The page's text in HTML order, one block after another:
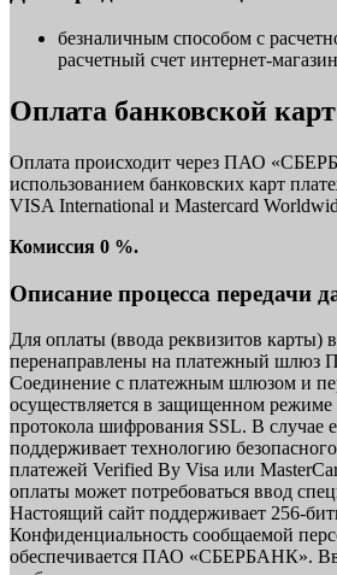
безналичным способом с
расчетный счет интернет-
Оплата банковской
Оплата происходит через ПАО
использованием банковских карт
VISA International и Mastercard
Комиссия 0 %.
Описание процесса передачи
Для оплаты (ввода реквизитов карты)
перенаправлены на платежный
Соединение с платежным шлюзом и
осуществляется в защищенном режиме
протокола шифрования SSL. В случае
поддерживает технологию
платежей Verified By Visa или
оплаты может потребоваться ввод
Настоящий сайт поддерживает 256-
Конфиденциальность сообщаемой
обеспечивается ПАО «СБЕРБАНК».